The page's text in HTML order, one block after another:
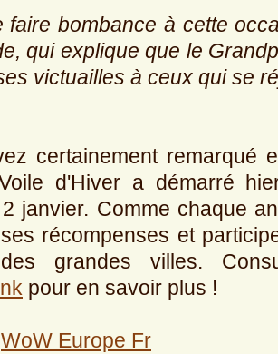
faire bombance à cette
qui explique que le
victuailles à ceux qui se
certainement remarqué
d'Hiver a démarré
janvier. Comme chaque
récompenses et
grandes villes.
pour en savoir plus !
WoW Europe Fr